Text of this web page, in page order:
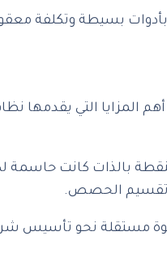
بسيطة وتكلفة
التي يقدمها
بالذات كانت حاسمة
تقسيم الحصص.
خطوة مستقلة نحو